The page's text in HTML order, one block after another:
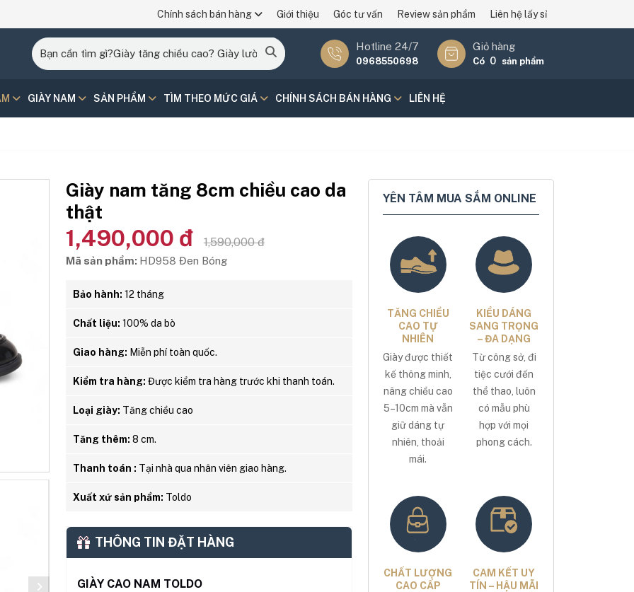
Chính sách bán hàng Giới thiệu Góc tư vấn Review sản phẩm Liên hệ lấy sỉ
Giỏ hàng
Có 0 sản phẩm
Hotline 24/7
0968550698
GIÀY NAM SẢN PHẨM TÌM THEO MỨC GIÁ CHÍNH SÁCH BÁN HÀNG LIÊN HỆ
Giày nam tăng 8cm chiều cao da
thật
1,490,000 đ 1,590,000 đ
Mã sản phẩm: HD958 Đen Bóng
Bảo hành: 12 tháng
Chất liệu: 100% da bò
Giao hàng: Miễn phí toàn quốc.
Kiểm tra hàng: Được kiểm tra hàng trước khi thanh toán.
Loại giày: Tăng chiều cao
Tăng thêm: 8 cm.
Thanh toán : Tại nhà qua nhân viên giao hàng.
Xuất xứ sản phẩm: Toldo
THÔNG TIN ĐẶT HÀNG
GIÀY CAO NAM TOLDO
YÊN TÂM MUA SẮM ONLINE
TĂNG CHIỀU
CAO TỰ
NHIÊN
Giày được thiết
kế thông minh,
nâng chiều cao
5–10cm mà vẫn
giữ dáng tự
nhiên, thoải
mái.
KIỂU DÁNG
SANG TRỌNG
– ĐA DẠNG
Từ công sở, đi
tiệc cưới đến
thể thao, luôn
có mẫu phù
hợp với mọi
phong cách.
CHẤT LƯỢNG
CAO CẤP
CAM KẾT UY
TÍN – HẬU MÃI